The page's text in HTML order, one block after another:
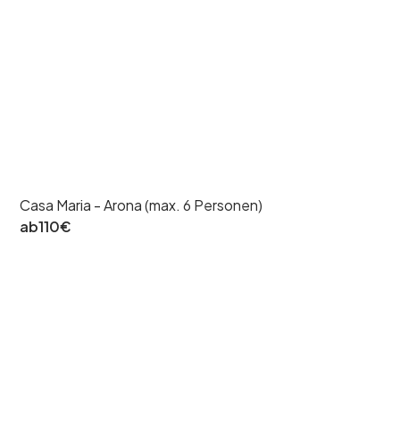
Casa Maria - Arona (max. 6 Personen)
ab110€